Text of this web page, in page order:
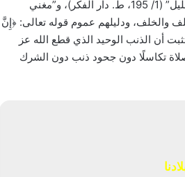
القضاء، وإلى هذا ذهب مالك والشافعي -راجع: “منح الجليل شرح مختصر خليل” (1/ 195، ط. دار الفكر)، و”مغني
وجماهير السلف والخلف، ودليلهم عموم قوله تعالى: ﴿إِنَّ
وَيَغْفِرُ مَا دُونَ ذَلِكَ لِمَن يَشَاءُ﴾ [النساء: 48]، فالآية تثبت أن الذنب الوحيد الذي قطع الله عز
تكاسلًا دون جحود ذنب دون الشرك